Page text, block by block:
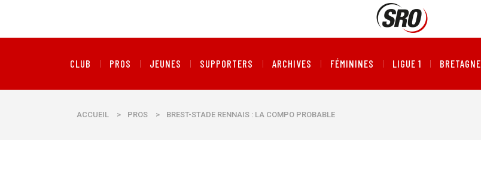
CLUB PROS JEUNES SUPPORTERS ARCHIVES FÉMININES LIGUE 1 BRETAGNE
ACCUEIL > PROS > BREST-STADE RENNAIS : LA COMPO PROBABLE